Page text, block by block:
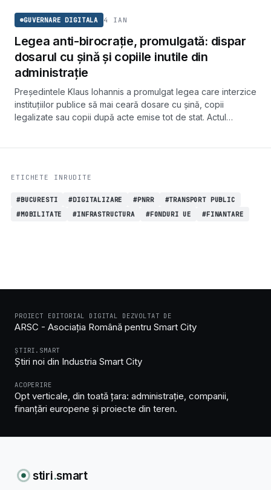
GUVERNARE DIGITALA 4 IAN
Legea anti-birocrație, promulgată: dispar
dosarul cu șină și copiile inutile din
administrație
Președintele Klaus Iohannis a promulgat legea care interzice
instituțiilor publice să mai ceară dosare cu șină, copii
legalizate sau copii după acte emise tot de stat. Actul
ETICHETE INRUDITE
#BUCURESTI #DIGITALIZARE #PNRR
#TRANSPORT PUBLIC
#MOBILITATE
#INFRASTRUCTURA #FONDURI UE #FINANTARE
PROIECT EDITORIAL DIGITAL DEZVOLTAT DE
ARSC - Asociația Română pentru Smart City
ȘTIRI.SMART
Știri noi din Industria Smart City
ACOPERIRE
Opt verticale, din toată țara: administrație, companii,
finanțări europene și proiecte din teren.
stiri.smart